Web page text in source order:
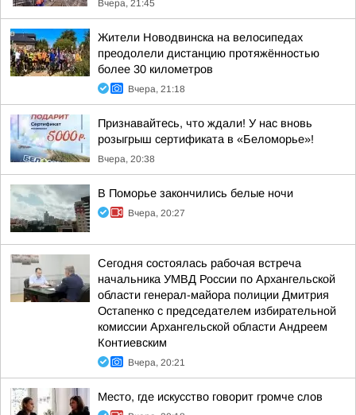
Вчера, 21:45
Жители Новодвинска на велосипедах
преодолели дистанцию протяжённостью
более 30 километров
Вчера, 21:18
Признавайтесь, что ждали! У нас вновь
розыгрыш сертификата в «Беломорье»!
Вчера, 20:38
В Поморье закончились белые ночи
Вчера, 20:27
Сегодня состоялась рабочая встреча
начальника УМВД России по Архангельской
области генерал-майора полиции Дмитрия
Остапенко с председателем избирательной
комиссии Архангельской области Андреем
Контиевским
Вчера, 20:21
Место, где искусство говорит громче слов